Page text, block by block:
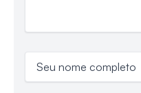
Seu nome completo